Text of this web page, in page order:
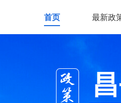
首页 最新政